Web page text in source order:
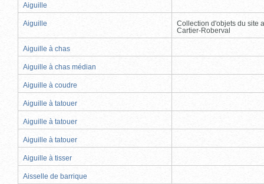
Aiguille
Aiguille
Collection d'objets du site
Cartier-Roberval
Aiguille à chas
Aiguille à chas médian
Aiguille à coudre
Aiguille à tatouer
Aiguille à tatouer
Aiguille à tatouer
Aiguille à tisser
Aisselle de barrique